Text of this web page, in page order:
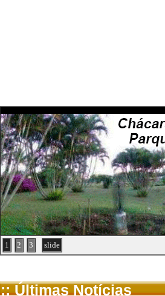
1 2 3 slide
:: Últimas Notícias